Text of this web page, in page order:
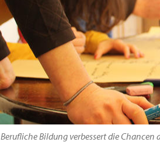
Berufliche Bildung verbessert die Chancen